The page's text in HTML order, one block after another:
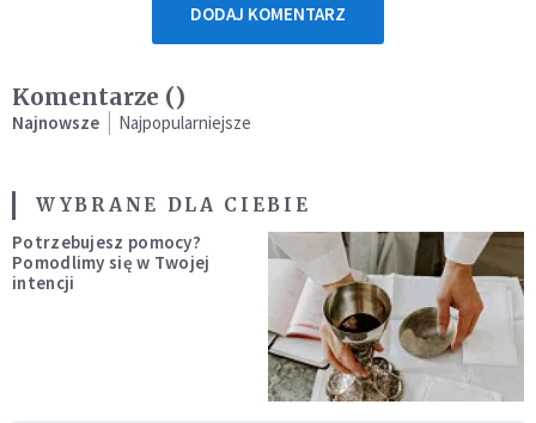
DODAJ KOMENTARZ
Komentarze ()
Najnowsze Najpopularniejsze
WYBRANE DLA CIEBIE
Potrzebujesz pomocy?
Pomodlimy się w Twojej
intencji